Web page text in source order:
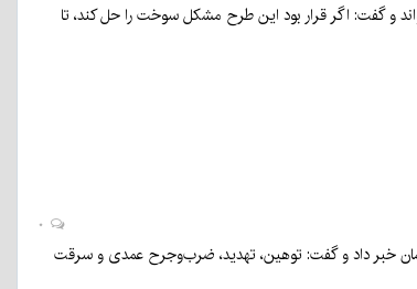
و گفت: اگر قرار بود این طرح مشکل سوخت را حل کند، تا
از افزایش ۱۷ درصدی پرونده‌های قضایی در کرمان خبر داد و گفت: توهین، تهدید، ضرب‌وجرح عمدی و سرقت